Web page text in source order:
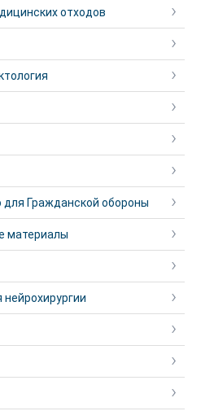
отходов
Гражданской обороны
материалы